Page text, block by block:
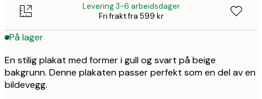
Levering 3-6 arbeidsdager
Fri frakt fra 599 kr
På lager
En stilig plakat med former i gull og svart på beige
bakgrunn. Denne plakaten passer perfekt som en del av en
bildevegg.